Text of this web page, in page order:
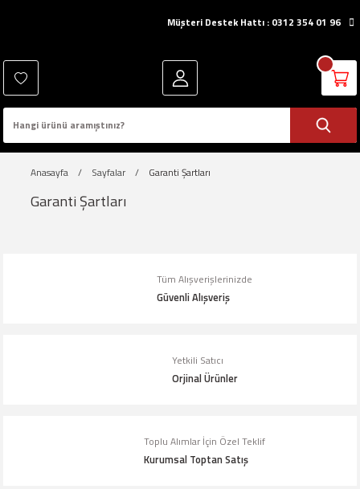
Müşteri Destek Hattı : 0312 354 01 96
Anasayfa Sayfalar Garanti Şartları
Garanti Şartları
Tüm Alışverişlerinizde
Güvenli Alışveriş
Yetkili Satıcı
Orjinal Ürünler
Toplu Alımlar İçin Özel Teklif
Kurumsal Toptan Satış